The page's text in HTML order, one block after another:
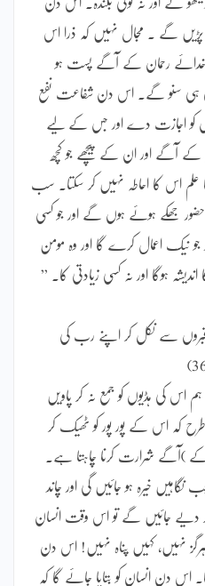
گے ۔ مجال نہیں کہ ذرا اس
خدائے رحمان کے آگے پست ہو
ہی سنو گے۔ اس دن شفاعت نفع
کو اجازت دے اور جس کے لیے
آگے اور ان کے پیچھے جو کچھ
اس کا احاطہ نہیں کر سکتا۔ سب
جھکے ہوئے ہوں گے اور جو کسی
جو نیک اعمال کرے گا اور وہ مومن
ہوگا اور نہ کسی زیادتی کا۔ ”
قبروں سے نکل کر اپنے رب کی
اس کی ہڈیوں کو جمع نہ کر پاویں
کہ اس کے پور پور کو ٹھیک کر
)آگے شرارت کرنا چاہتا ہے۔
خیرہ ہو جائیں گی اور چاند
کر دیے جائیں گے تو اس وقت انسان
نہیں، کہیں پناہ نہیں! اس دن
دن انسان کو بتایا جائے گا کہ